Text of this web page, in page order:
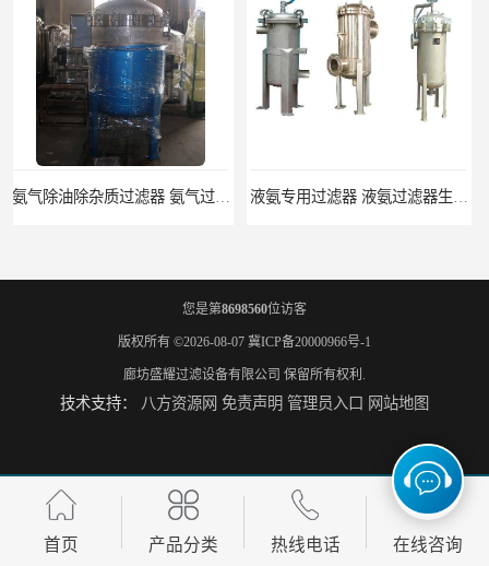
液氨精密过滤器 河北液氨过滤器生产厂家 液氨除油除杂质过滤器 高效液氨过滤器生产厂家
您是第8698560位访客
版权所有 ©2026-08-07 冀ICP备20000966号-1
廊坊盛耀过滤设备有限公司 保留所有权利.
技术支持： 八方资源网 免责声明 管理员入口 网站地图
首页 产品分类 热线电话 在线咨询